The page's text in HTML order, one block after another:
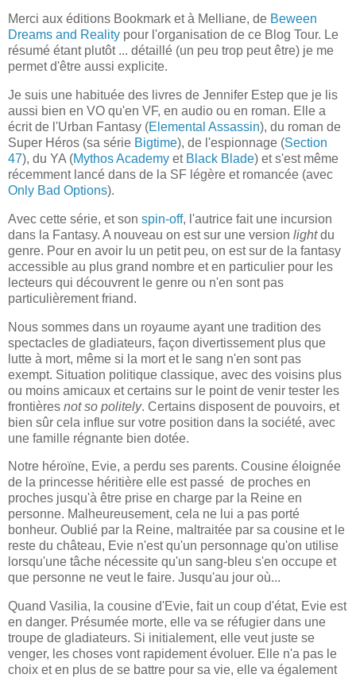
Merci aux éditions Bookmark et à Melliane, de Beween
Dreams and Reality pour l'organisation de ce Blog Tour. Le
résumé étant plutôt ... détaillé (un peu trop peut être) je me
permet d'être aussi explicite.
Je suis une habituée des livres de Jennifer Estep que je lis
aussi bien en VO qu'en VF, en audio ou en roman. Elle a
écrit de l'Urban Fantasy (Elemental Assassin), du roman de
Super Héros (sa série Bigtime), de l'espionnage (Section
47), du YA (Mythos Academy et Black Blade) et s'est même
récemment lancé dans de la SF légère et romancée (avec
Only Bad Options).
Avec cette série, et son spin-off, l'autrice fait une incursion
dans la Fantasy. A nouveau on est sur une version lightdu
genre. Pour en avoir lu un petit peu, on est sur de la fantasy
accessible au plus grand nombre et en particulier pour les
lecteurs qui découvrent le genre ou n'en sont pas
particulièrement friand.
Nous sommes dans un royaume ayant une tradition des
spectacles de gladiateurs, façon divertissement plus que
lutte à mort, même si la mort et le sang n'en sont pas
exempt. Situation politique classique, avec des voisins plus
ou moins amicaux et certains sur le point de venir tester les
frontières not so politely. Certains disposent de pouvoirs, et
bien sûr cela influe sur votre position dans la société, avec
une famille régnante bien dotée.
Notre héroïne, Evie, a perdu ses parents. Cousine éloignée
de la princesse héritière elle est passé de proches en
proches jusqu'à être prise en charge par la Reine en
personne. Malheureusement, cela ne lui a pas porté
bonheur. Oublié par la Reine, maltraitée par sa cousine et le
reste du château, Evie n'est qu'un personnage qu'on utilise
lorsqu'une tâche nécessite qu'un sang-bleu s'en occupe et
que personne ne veut le faire. Jusqu'au jour où...
Quand Vasilia, la cousine d'Evie, fait un coup d'état, Evie est
en danger. Présumée morte, elle va se réfugier dans une
troupe de gladiateurs. Si initialement, elle veut juste se
venger, les choses vont rapidement évoluer. Elle n'a pas le
choix et en plus de se battre pour sa vie, elle va également